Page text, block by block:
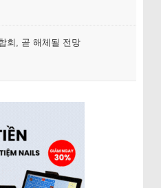
회, 곧 해체될 전망